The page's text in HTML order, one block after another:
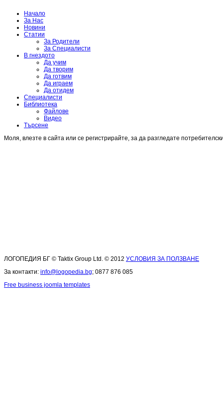
Начало
За Нас
Новини
Статии
За Родители
За Специалисти
В гнездото
Да учим
Да творим
Да готвим
Да играем
Да отидем
Специалисти
Библиотека
Файлове
Видео
Търсене
Моля, влезте в сайта или се регистрирайте, за да разгледате
ЛОГОПЕДИЯ БГ © Taktix Group Ltd. © 2012 УСЛОВИЯ ЗА ПОЛЗВАНЕ
За контакти: info@logopedia.bg; 0877 876 085
Free business joomla templates